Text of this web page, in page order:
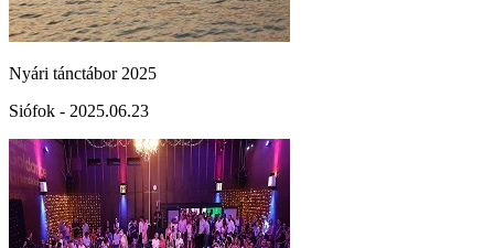
Nyári tánctábor 2025
Siófok - 2025.06.23